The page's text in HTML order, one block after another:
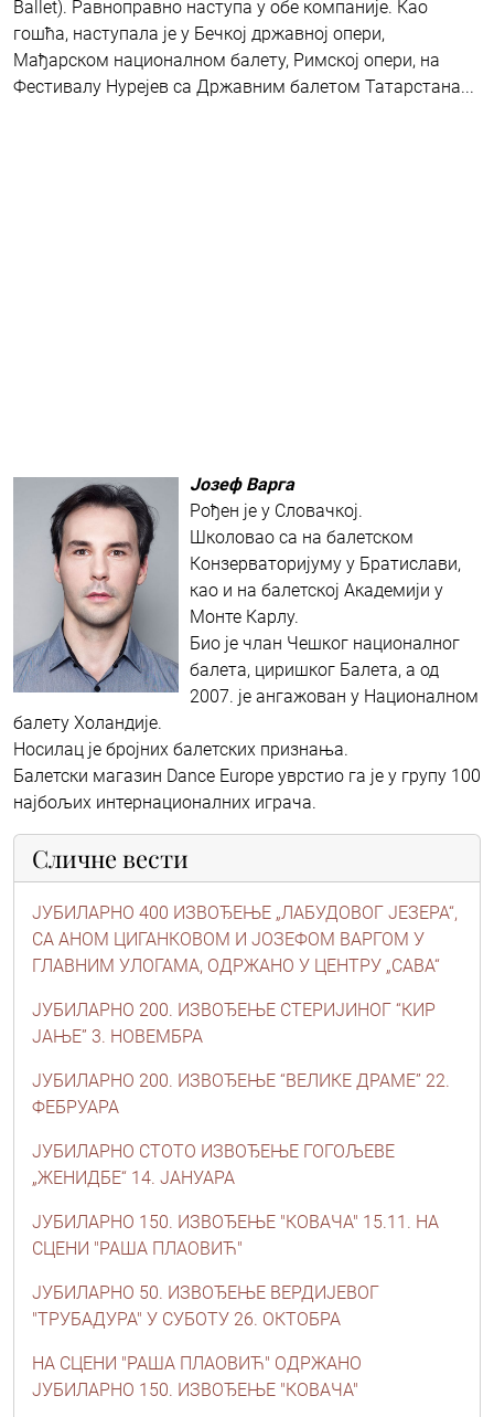
Ballet). Равноправно наступа у обе компаније. Као
гошћа, наступала је у Бечкој државној опери,
Мађарском националном балету, Римској опери, на
Фестивалу Нурејев са Државним балетом Татарстана...
Јозеф Варга
Рођен је у Словачкој.
Школовао са на балетском
Конзерваторијуму у Братислави,
као и на балетској Академији у
Монте Карлу.
Био је члан Чешког националног
балета, циришког Балета, а од
2007. је ангажован у Националном
балету Холандије.
Носилац је бројних балетских признања.
Балетски магазин Dance Europe уврстио га је у групу 100
најбољих интернационалних играча.
Сличне вести
ЈУБИЛАРНО 400 ИЗВОЂЕЊЕ „ЛАБУДОВОГ ЈЕЗЕРА“,
СА АНОМ ЦИГАНКОВОМ И ЈОЗЕФОМ ВАРГОМ У
ГЛАВНИМ УЛОГАМА, ОДРЖАНО У ЦЕНТРУ „САВА“
ЈУБИЛАРНО 200. ИЗВОЂЕЊЕ СТЕРИЈИНОГ “КИР
ЈАЊЕ” 3. НОВЕМБРА
ЈУБИЛАРНО 200. ИЗВОЂЕЊЕ “ВЕЛИКЕ ДРАМЕ” 22.
ФЕБРУАРА
ЈУБИЛАРНО СТОТО ИЗВОЂЕЊЕ ГОГОЉЕВЕ
„ЖЕНИДБЕ“ 14. ЈАНУАРА
ЈУБИЛАРНО 150. ИЗВОЂЕЊЕ "КОВАЧА" 15.11. НА
СЦЕНИ "РАША ПЛАОВИЋ"
ЈУБИЛАРНО 50. ИЗВОЂЕЊЕ ВЕРДИЈЕВОГ
"ТРУБАДУРА" У СУБОТУ 26. ОКТОБРА
НА СЦЕНИ "РАША ПЛАОВИЋ" ОДРЖАНО
ЈУБИЛАРНО 150. ИЗВОЂЕЊЕ "КОВАЧА"